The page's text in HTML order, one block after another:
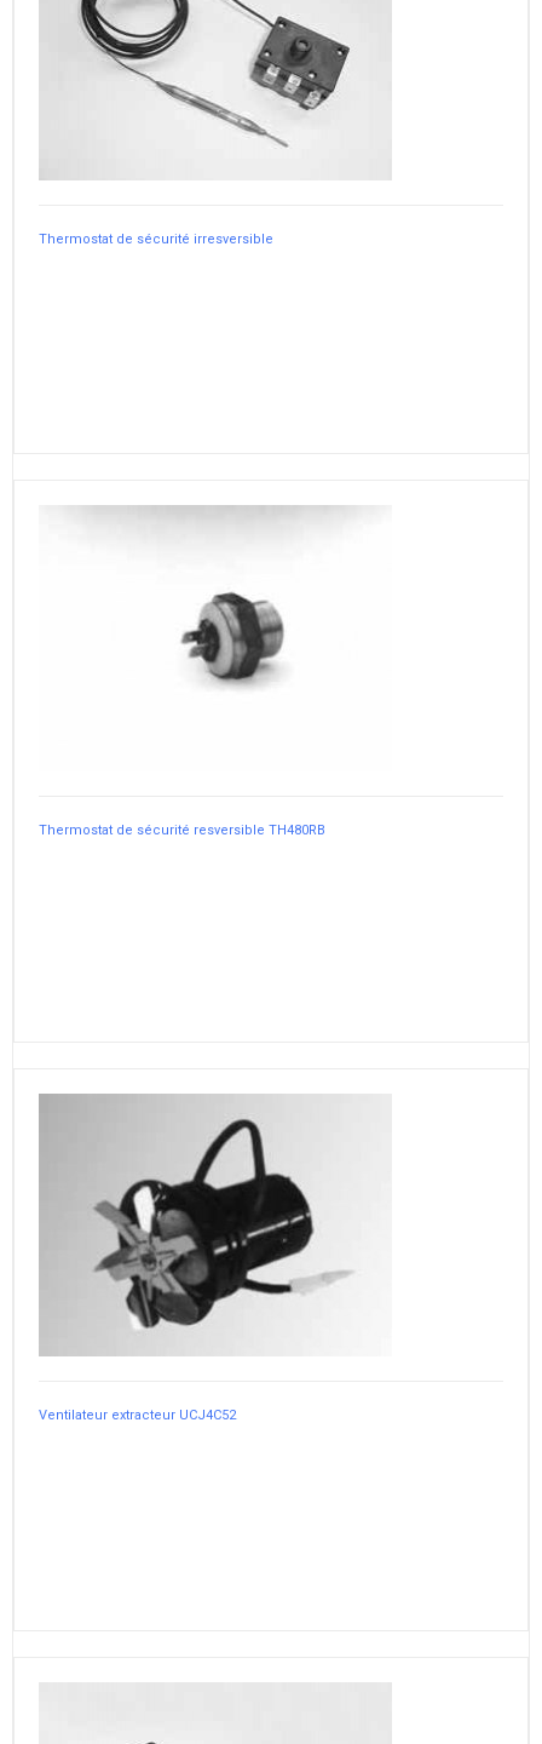
Thermostat de sécurité irresversible
Thermostat de sécurité resversible TH480RB
Ventilateur extracteur UCJ4C52